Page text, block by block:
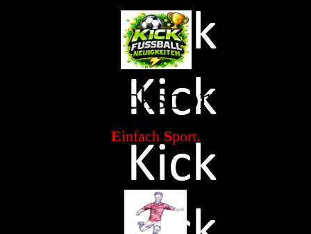
Kicksport
Einfach Sport.